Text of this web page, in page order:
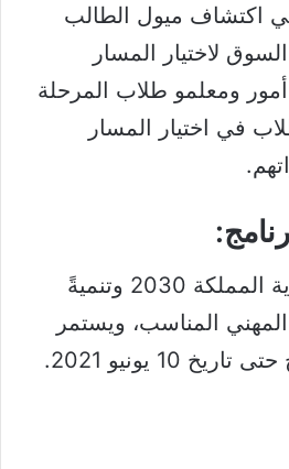
اكتشاف ميول الطالب
لاختيار المسار
أمور ومعلمو طلاب المرحلة
في اختيار المسار
يأتي ذلك تحقيقاً لـرؤية المملكة 2030 وتنميةً
المهني المناسب، ويستمر
10 يونيو 2021.